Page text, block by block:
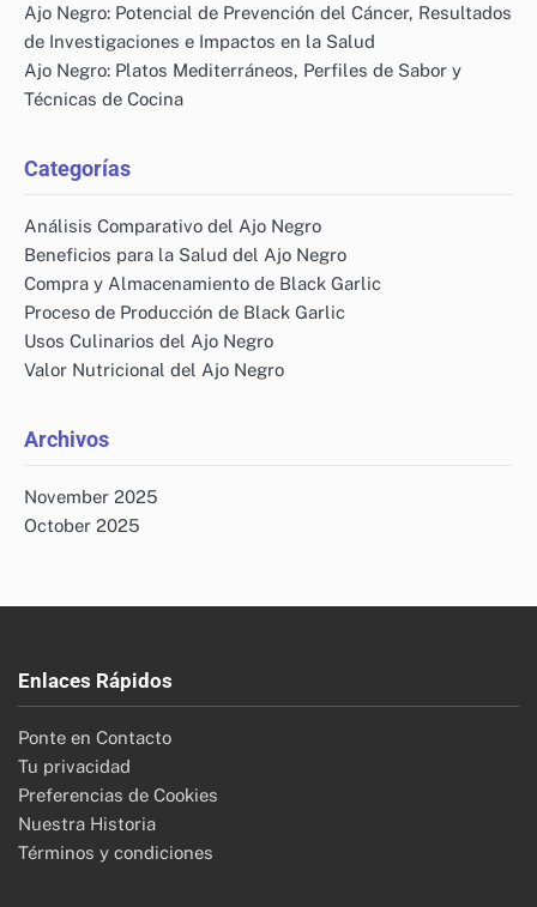
Ajo Negro: Potencial de Prevención del Cáncer, Resultados
de Investigaciones e Impactos en la Salud
Ajo Negro: Platos Mediterráneos, Perfiles de Sabor y
Técnicas de Cocina
Categorías
Análisis Comparativo del Ajo Negro
Beneficios para la Salud del Ajo Negro
Compra y Almacenamiento de Black Garlic
Proceso de Producción de Black Garlic
Usos Culinarios del Ajo Negro
Valor Nutricional del Ajo Negro
Archivos
November 2025
October 2025
Enlaces Rápidos
Ponte en Contacto
Tu privacidad
Preferencias de Cookies
Nuestra Historia
Términos y condiciones